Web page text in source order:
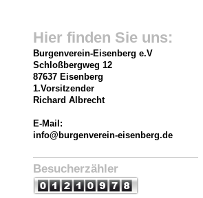
Hier finden Sie uns:
Burgenverein-Eisenberg e.V
Schloßbergweg 12
87637 Eisenberg
1.Vorsitzender
Richard Albrecht
E-Mail:
info@burgenverein-eisenberg.de
Besucherzähler